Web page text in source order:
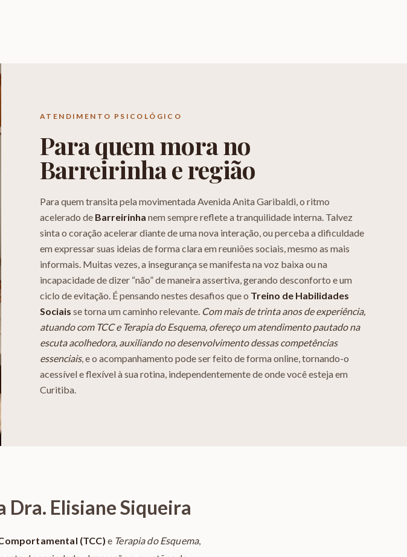
ATENDIMENTO PSICOLÓGICO
Para quem mora no
Barreirinhae região
Para quem transita pela movimentada Avenida Anita Garibaldi, o ritmo
acelerado de Barreirinha nem sempre reflete a tranquilidade interna. Talvez
sinta o coração acelerar diante de uma nova interação, ou perceba a dificuldade
em expressar suas ideias de forma clara em reuniões sociais, mesmo as mais
informais. Muitas vezes, a insegurança se manifesta na voz baixa ou na
incapacidade de dizer “não” de maneira assertiva, gerando desconforto e um
ciclo de evitação. É pensando nestes desafios que o Treino de Habilidades
Sociais se torna um caminho relevante. Com mais de trinta anos de experiência,
atuando com TCC e Terapia do Esquema, ofereço um atendimento pautado na
escuta acolhedora, auxiliando no desenvolvimento dessas competências
essenciais, e o acompanhamento pode ser feito de forma online, tornando-o
acessível e flexível à sua rotina, independentemente de onde você esteja em
Curitiba.
Elisiane Siqueira
(TCC) e Terapia do Esquema,